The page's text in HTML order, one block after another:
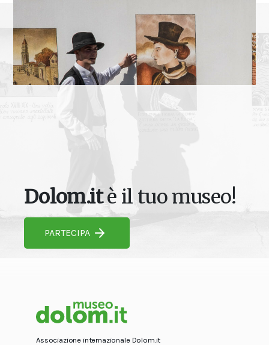
Dolom.itè il tuo museo!
PARTECIPA
Associazione internazionale Dolom.it